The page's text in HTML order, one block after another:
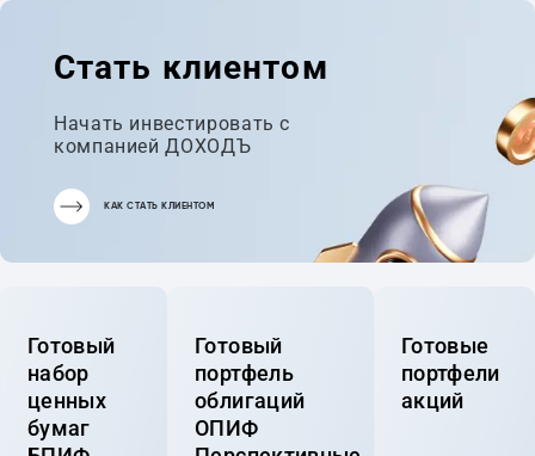
Стать клиентом
Начать инвестировать с
компанией ДОХОДЪ
КАК СТАТЬ КЛИЕНТОМ
Готовый
набор
ценных
бумаг
Готовый
портфель
облигаций
ОПИФ
Готовые
портфели
акций